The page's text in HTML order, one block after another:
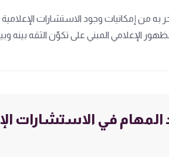
به من إمكانيات وجود الاستشارات
الإعلامي المبني على تكوّن الثقه
المهام في الاستشارات